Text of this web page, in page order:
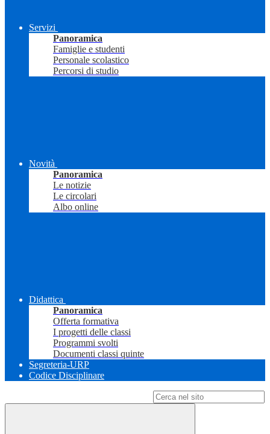
Servizi
Panoramica
Famiglie e studenti
Personale scolastico
Percorsi di studio
Novità
Panoramica
Le notizie
Le circolari
Albo online
Didattica
Panoramica
Offerta formativa
I progetti delle classi
Programmi svolti
Documenti classi quinte
Segreteria-URP
Codice Disciplinare